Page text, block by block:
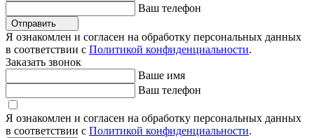
Ваш телефон
Отправить
Я ознакомлен и согласен на обработку персональных данных
в соответствии с Политикой конфиденциальности.
Заказать звонок
Ваше имя
Ваш телефон
Я ознакомлен и согласен на обработку персональных данных
в соответствии с Политикой конфиденциальности.